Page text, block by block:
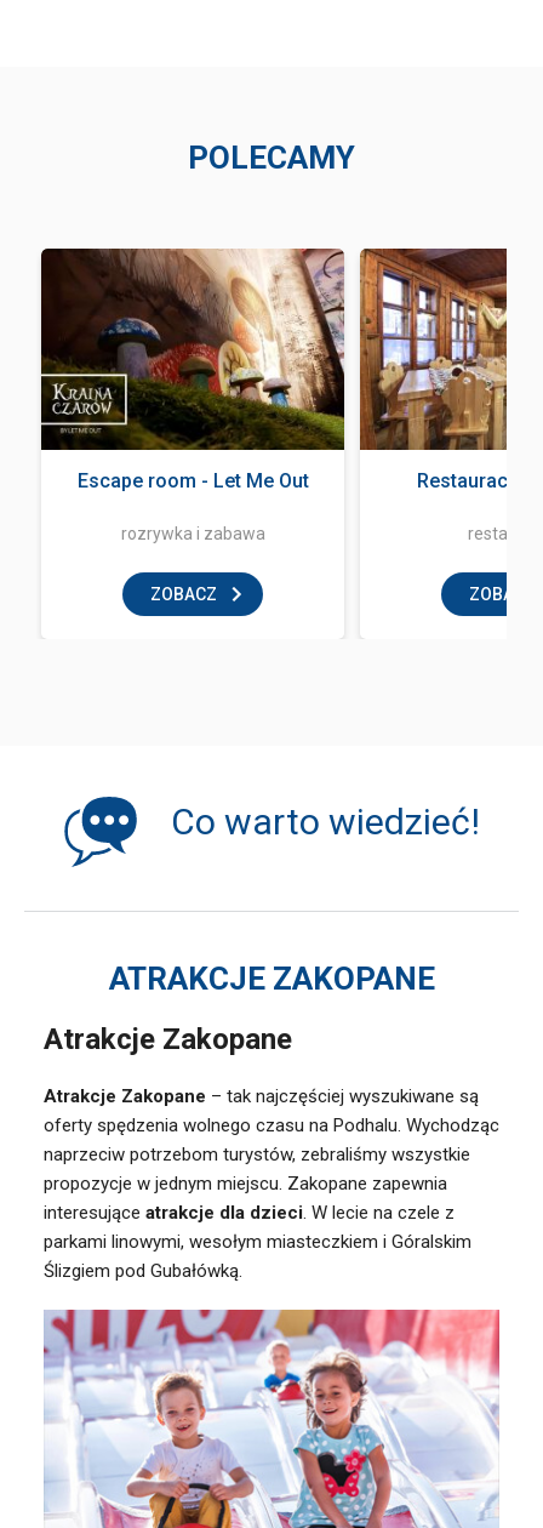
POLECAMY
Escape room - Let Me Out
rozrywka i zabawa
ZOBACZ
Restauracja
ZOBACZ
Co warto wiedzieć!
ATRAKCJE ZAKOPANE
Atrakcje Zakopane
Atrakcje Zakopane – tak najczęściej wyszukiwane są
oferty spędzenia wolnego czasu na Podhalu. Wychodząc
naprzeciw potrzebom turystów, zebraliśmy wszystkie
propozycje w jednym miejscu. Zakopane zapewnia
interesujące atrakcje dla dzieci. W lecie na czele z
parkami linowymi, wesołym miasteczkiem i Góralskim
Ślizgiem pod Gubałówką.